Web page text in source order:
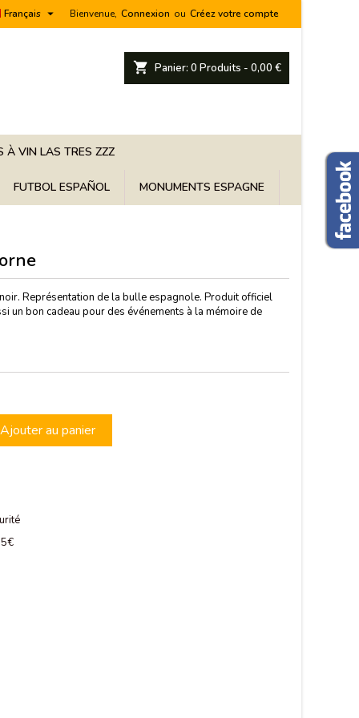
Bienvenue, Connexion ou Créez votre compte
Français 
shopping_cart Panier: 0 Produits - 0,00 €
À VIN LAS TRES ZZZ
FUTBOL ESPAÑOL MONUMENTS ESPAGNE
Représentation de la bulle espagnole. Produit officiel
un bon cadeau pour des événements à la mémoire de
Ajouter au panier